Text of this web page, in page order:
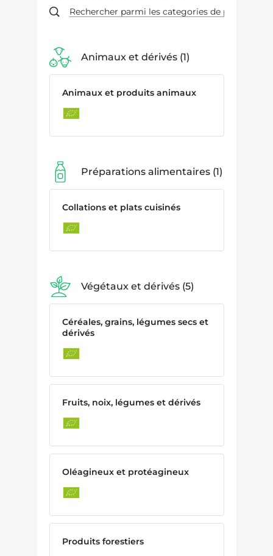
Animaux et dérivés 1
Animaux et produits animaux
Préparations alimentaires 1
Collations et plats cuisinés
Végétaux et dérivés 5
Céréales, grains, légumes secs et
dérivés
Fruits, noix, légumes et dérivés
Oléagineux et protéagineux
Produits forestiers